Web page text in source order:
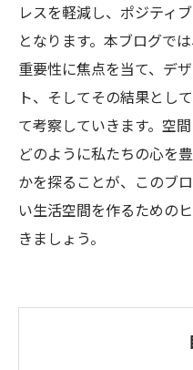
レスを軽減し、ポジティ
となります。本ブログで
重要性に焦点を当て、デ
ト、そしてその結果とし
て考察していきます。空
どのように私たちの心を
かを探ることが、このブ
い生活空間を作るための
きましょう。